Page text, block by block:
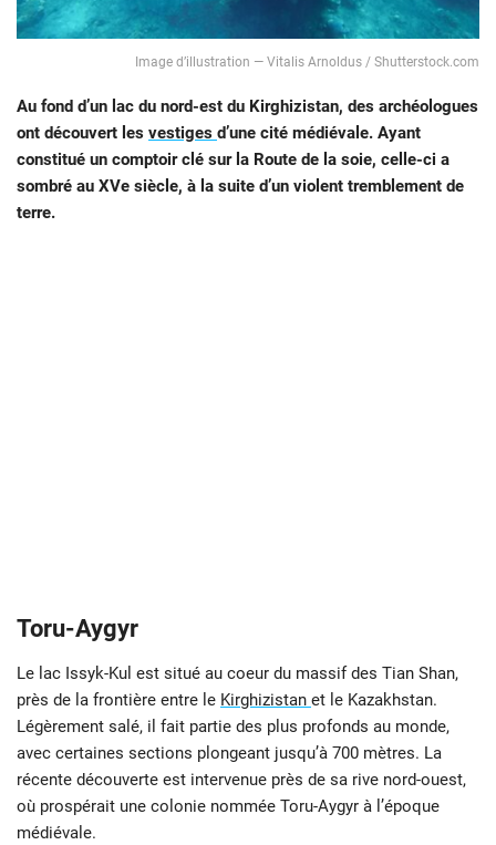
Image d’illustration — Vitalis Arnoldus / Shutterstock.com
Au fond d’un lac du nord-est du Kirghizistan, des archéologues
ont découvert les vestiges d’une cité médiévale. Ayant
constitué un comptoir clé sur la Route de la soie, celle-ci a
sombré au XVe siècle, à la suite d’un violent tremblement de
terre.
Toru-Aygyr
Le lac Issyk-Kul est situé au coeur du massif des Tian Shan,
près de la frontière entre le Kirghizistan et le Kazakhstan.
Légèrement salé, il fait partie des plus profonds au monde,
avec certaines sections plongeant jusqu’à 700 mètres. La
récente découverte est intervenue près de sa rive nord-ouest,
où prospérait une colonie nommée Toru-Aygyr à l’époque
médiévale.